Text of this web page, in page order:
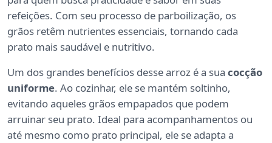
refeições. Com seu processo de parboilização, os
grãos retêm nutrientes essenciais, tornando cada
prato mais saudável e nutritivo.
Um dos grandes benefícios desse arroz é a sua cocção
uniforme. Ao cozinhar, ele se mantém soltinho,
evitando aqueles grãos empapados que podem
arruinar seu prato. Ideal para acompanhamentos ou
até mesmo como prato principal, ele se adapta a